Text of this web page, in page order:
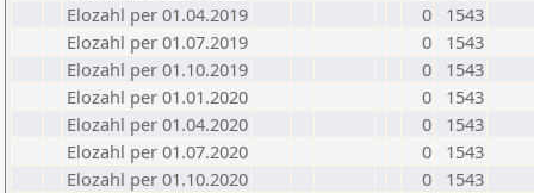
Elozahl per 01.04.2019
0
1543
Elozahl per 01.07.2019
0
1543
Elozahl per 01.10.2019
0
1543
Elozahl per 01.01.2020
0
1543
Elozahl per 01.04.2020
0
1543
Elozahl per 01.07.2020
0
1543
Elozahl per 01.10.2020
0
1543